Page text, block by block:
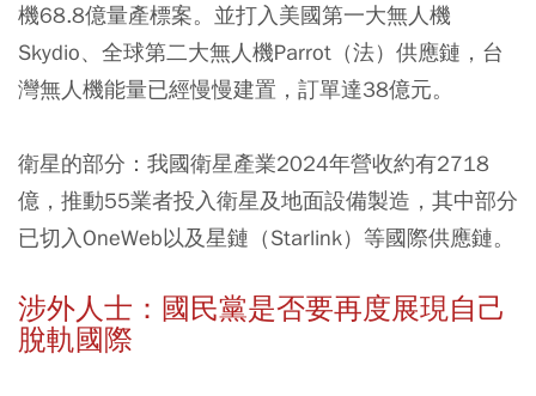
機68.8億量產標案。並打入美國第一大無人機
Skydio、全球第二大無人機Parrot（法）供應鏈，台
灣無人機能量已經慢慢建置，訂單達38億元。
衛星的部分：我國衛星產業2024年營收約有2718
億，推動55業者投入衛星及地面設備製造，其中部分
已切入OneWeb以及星鏈（Starlink）等國際供應鏈。
涉外人士：國民黨是否要再度展現自己
脫軌國際